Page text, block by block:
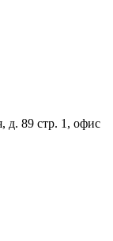
д. 89 стр. 1, офис